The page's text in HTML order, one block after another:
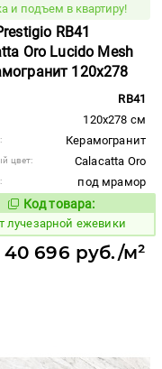
и подъем в квартиру!
RB41
Oro Lucido Mesh
120x278
RB41
120x278 см
Керамогранит
цвет: Calacatta Oro
под мрамор
Код товара:
Код товара:
лучезарной ежевики
40 696 руб./м²